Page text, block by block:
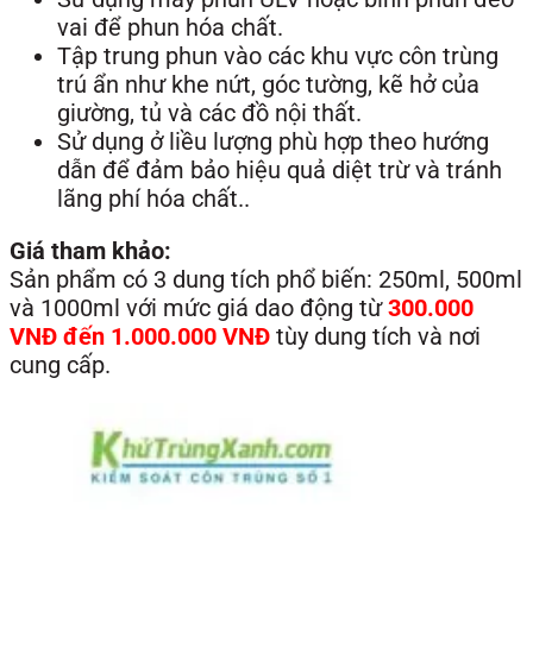
vai để phun hóa chất.
Tập trung phun vào các khu vực côn trùng
trú ẩn như khe nứt, góc tường, kẽ hở của
giường, tủ và các đồ nội thất.
Sử dụng ở liều lượng phù hợp theo hướng
dẫn để đảm bảo hiệu quả diệt trừ và tránh
lãng phí hóa chất..
Giá tham khảo:
Sản phẩm có 3 dung tích phổ biến: 250ml, 500ml
và 1000ml với mức giá dao động từ300.000
VNĐ đến 1.000.000 VNĐ tùy dung tích và nơi
cung cấp.